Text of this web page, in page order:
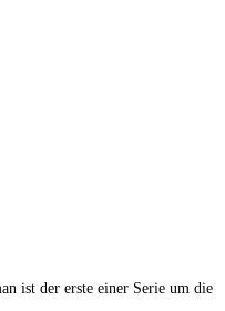
ist der erste einer Serie um die